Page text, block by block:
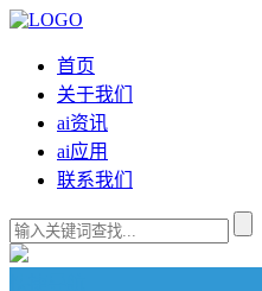
首页
关于我们
ai资讯
ai应用
联系我们